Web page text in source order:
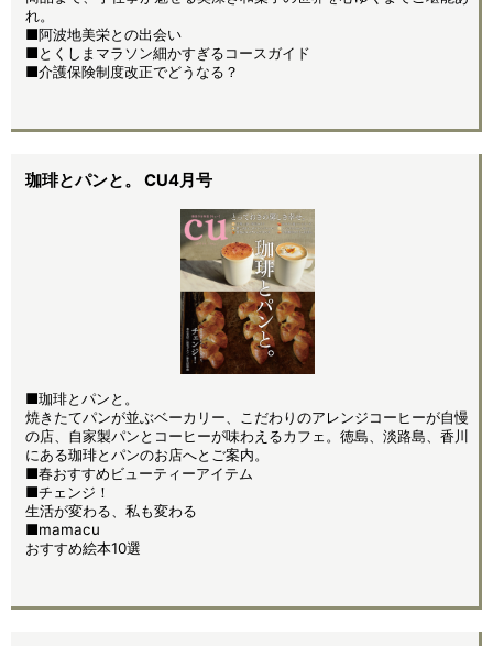
れ。
■阿波地美栄との出会い
■とくしまマラソン細かすぎるコースガイド
■介護保険制度改正でどうなる？
珈琲とパンと。 CU4月号
■珈琲とパンと。
焼きたてパンが並ぶベーカリー、こだわりのアレンジコーヒーが自慢
の店、自家製パンとコーヒーが味わえるカフェ。徳島、淡路島、香川
にある珈琲とパンのお店へとご案内。
■春おすすめビューティーアイテム
■チェンジ！
生活が変わる、私も変わる
■mamacu
おすすめ絵本10選